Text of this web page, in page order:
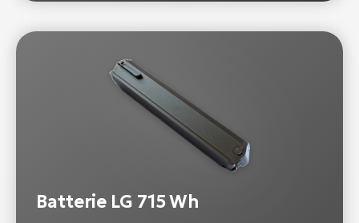
Batterie LG 715 Wh